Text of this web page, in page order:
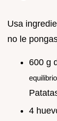
Usa
no le
600 g
4